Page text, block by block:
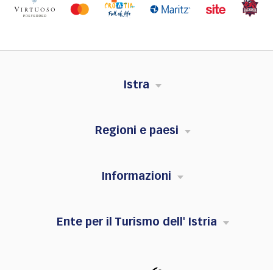
Istra
Regioni e paesi
Informazioni
Ente per il Turismo dell' Istria